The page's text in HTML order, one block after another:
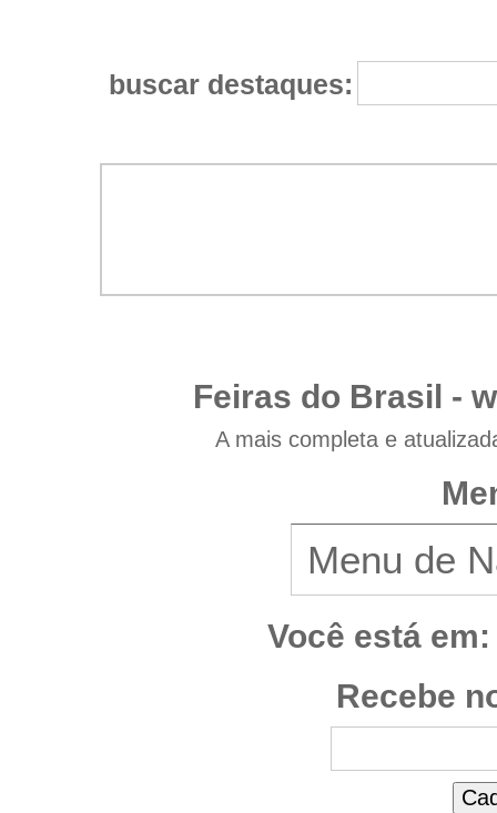
buscar destaques:
Feiras do Brasil -
A mais completa e
Você está em:
Recebe